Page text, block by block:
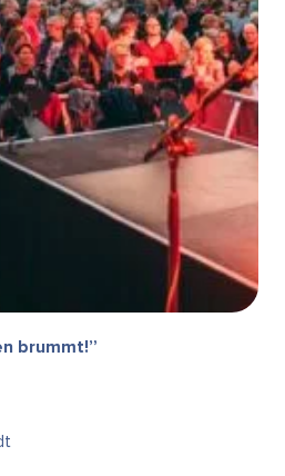
brummt!”